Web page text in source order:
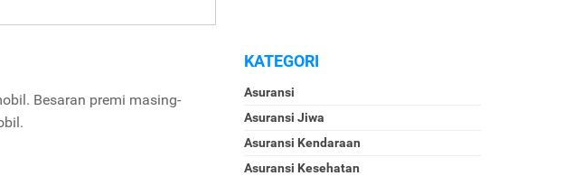
Besaran premi masing-
KATEGORI
Asuransi
Asuransi Jiwa
Asuransi Kendaraan
Asuransi Kesehatan